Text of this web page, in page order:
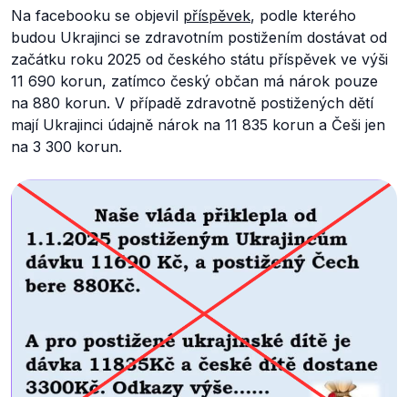
Na facebooku se objevil příspěvek, podle kterého
budou Ukrajinci se zdravotním postižením dostávat od
začátku roku 2025 od českého státu příspěvek ve výši
11 690 korun, zatímco český občan má nárok pouze
na 880 korun. V případě zdravotně postižených dětí
mají Ukrajinci údajně nárok na 11 835 korun a Češi jen
na 3 300 korun.